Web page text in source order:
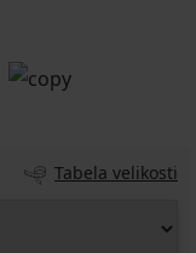
Tabela velikosti